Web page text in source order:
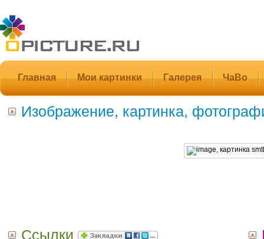
Главная Мои картинки Галерея ЧаВо
Изображение, картинка,
Ссылки